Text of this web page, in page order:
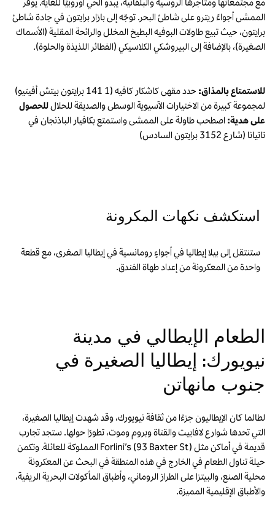
الممشى أجواءً ريترو على شاطئ البحر. توجّه إلى بازار برايتون في جادة شاطئ
برايتون، حيث تبيع طاولات البوفيه البطيخ المخلل والرائحة المقلية (الأسماك
الصغيرة)، بالإضافة إلى البيروشكي الكلاسيكي (الفطائر اللذيذة والحلوة).
للاستمتاع بالمذاق:
حدد مقهى كاشكار كافيه (1 141 برايتون بيتش أفينيو)
لمجموعة كبيرة من الاختيارات الآسيوية الوسطى والصديقة للحلالللحصول
على هدية: اصطحب طاولة على الممشى واستمتع بكافيار الباذنجان في
تاتيانا (شارع 3152 برايتون السادس)
استكشف نكهات المكرونة
ستنتقل إلى بيلا إيطاليا في أجواءٍ رومانسية في إيطاليا الصغرى، مع قطعة
واحدة من المعكرونة من إعداد طهاة الفندق.
الطعام الإيطالي في مدينة
نيويورك: إيطاليا الصغيرة في
جنوب مانهاتن
لطالما كان الإيطاليون جزءًا من ثقافة نيويورك، وقد شهدت إيطاليا الصغيرة،
التي تحدها شوارع لافاييت والقناة وبروم وموت، تطورًا حولها. ستجد تجارب
قديمة في أماكن مثل Forlini’s (93 Baxter St) المملوكة للعائلة. وتكمن
حيلة تناول الطعام في الخارج في هذه المنطقة في البحث عن المعكرونة
محلية الصنع، والبيتزا على الطراز الروماني، وأطباق المأكولات البحرية الريفية،
والأطباق الإقليمية المميزة.